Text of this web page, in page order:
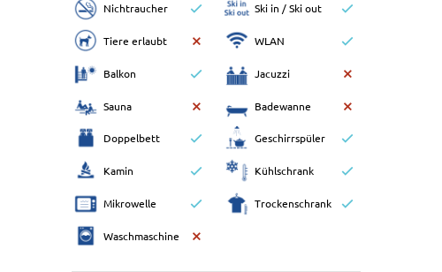
Nichtraucher Ski in / Ski out
Tiere erlaubt WLAN
Balkon Jacuzzi
Sauna Badewanne
Doppelbett Geschirrspüler
Kamin Kühlschrank
Mikrowelle Trockenschrank
Waschmaschine